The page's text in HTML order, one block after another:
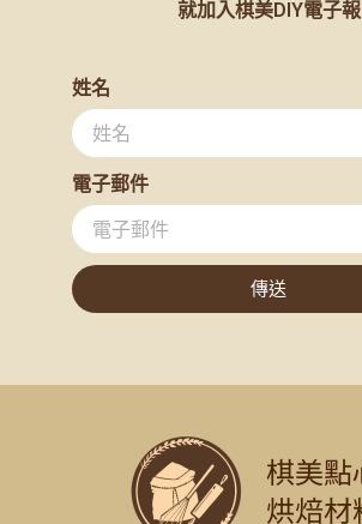
就加入棋美DIY電子報
姓名
電子郵件
傳送